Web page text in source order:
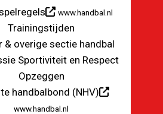
www.handbal.nl
Trainingstijden
& overige sectie handbal
Sportiviteit en Respect
Opzeggen
handbalbond (NHV)
www.handbal.nl